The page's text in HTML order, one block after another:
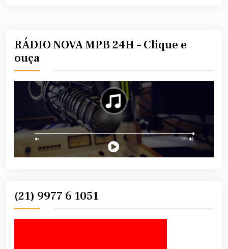
RÁDIO NOVA MPB 24H – Clique e
ouça
(21) 9977 6 1051